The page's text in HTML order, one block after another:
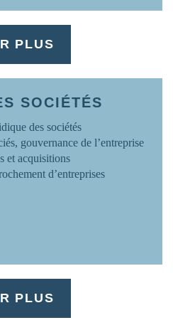
PLUS
SOCIÉTÉS
des sociétés
gouvernance de l’entreprise
et acquisitions
d’entreprises
PLUS